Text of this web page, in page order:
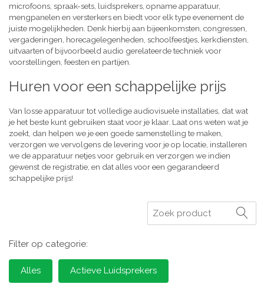
microfoons, spraak-sets, luidsprekers, opname apparatuur,
mengpanelen en versterkers en biedt voor elk type evenement de
juiste mogelijkheden. Denk hierbij aan bijeenkomsten, congressen,
vergaderingen, horecagelegenheden, schoolfeestjes, kerkdiensten,
uitvaarten of bijvoorbeeld audio gerelateerde techniek voor
voorstellingen, feesten en partijen.
Huren voor een schappelijke prijs
Van losse apparatuur tot volledige audiovisuele installaties, dat wat
je het beste kunt gebruiken staat voor je klaar. Laat ons weten wat je
zoekt, dan helpen we je een goede samenstelling te maken,
verzorgen we vervolgens de levering voor je op locatie, installeren
we de apparatuur netjes voor gebruik en verzorgen we indien
gewenst de registratie, en dat alles voor een gegarandeerd
schappelijke prijs!
Zoeken
Filter op categorie:
Alles Actieve Luidsprekers